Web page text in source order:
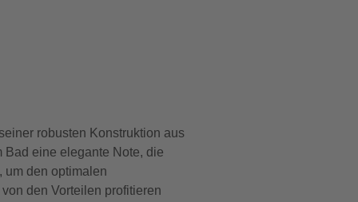
robusten Konstruktion aus
eine elegante Note, die
um den optimalen
den Vorteilen profitieren